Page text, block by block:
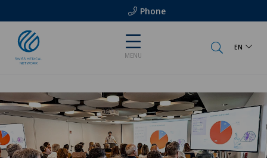
Phone
MENU
EN